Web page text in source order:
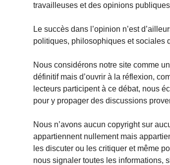
travailleuses et des opinions
Le succès dans l’opinion n’est
politiques, philosophiques et sociales
Nous considérons notre site comme
définitif mais d’ouvrir à la réflexion,
lecteurs participent à ce débat, nous
pour y propager des discussions
Nous n’avons aucun copyright sur
appartiennent nullement mais
les discuter ou les critiquer et même
nous signaler toutes les informations,